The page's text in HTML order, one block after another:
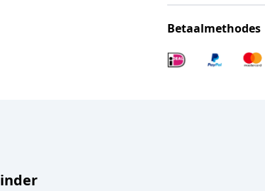
Betaalmethodes